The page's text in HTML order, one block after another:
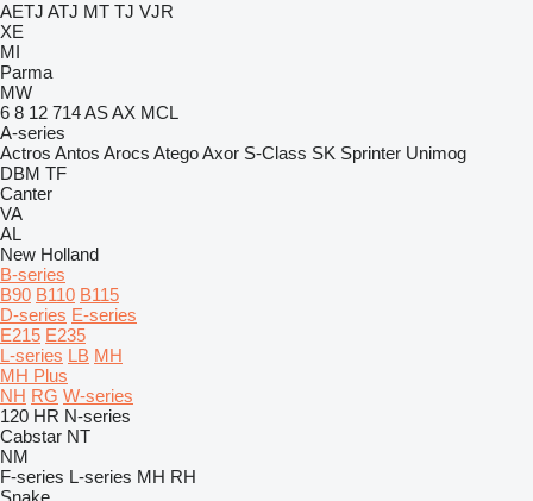
AETJ ATJ MT TJ VJR
XE
MI
Parma
MW
6 8 12 714ASAX MCL
A-series
Actros Antos Arocs AtegoAxor S-Class SK Sprinter Unimog
DBM TF
Canter
VA
AL
New Holland
B-series
B90 B110 B115
D-series E-series
E215 E235
L-series LB MH
MH Plus
NH RG W-series
120 HR N-series
Cabstar NT
NM
F-series L-series MH RH
Snake